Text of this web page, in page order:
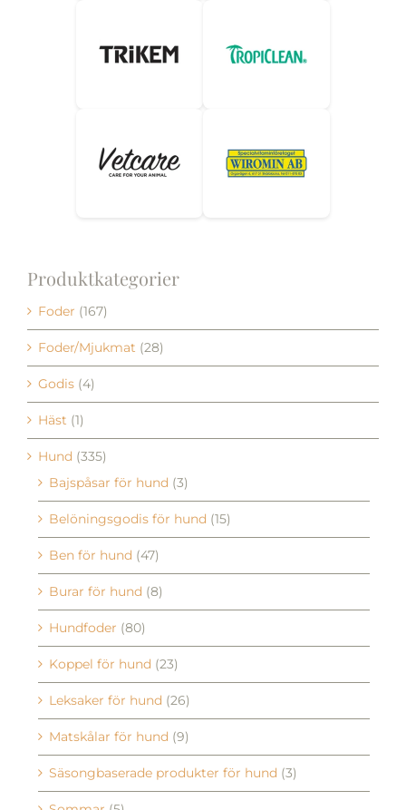
Foder (167)
Foder/Mjukmat
Godis (4)
Häst (1)
Hund (335)
Belöningsgodis för hund
Ben för hund (47)
Burar för hund (8)
Hundfoder (80)
Koppel för hund
Leksaker för hund (26)
Matskålar för hund (9)
Säsongbaserade produkter för hund
Sommar (5)